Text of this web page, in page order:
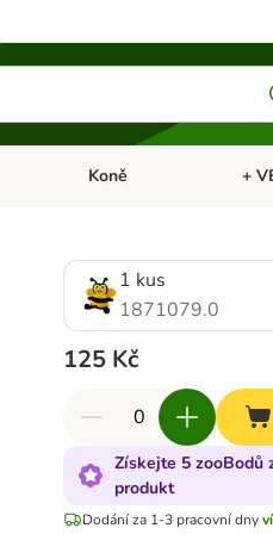
Otevřít menu: Akvaristika
Koně +
1 kus
1871079.0
125 Kč
Získejte 5 zooBodů
produkt
Dodání za 1-3 pracovní dny